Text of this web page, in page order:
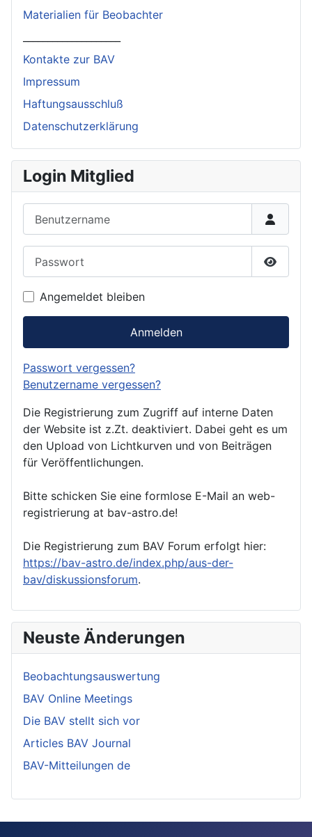
Materialien für Beobachter
Kontakte zur BAV
Impressum
Haftungsausschluß
Datenschutzerklärung
Login Mitglied
Angemeldet bleiben
Anmelden
Passwort vergessen?
Benutzername vergessen?
Die Registrierung zum Zugriff auf interne Daten
der Website ist z.Zt. deaktiviert. Dabei geht es um
den Upload von Lichtkurven und von Beiträgen
für Veröffentlichungen.
Bitte schicken Sie eine formlose E-Mail an web-
registrierung at bav-astro.de!
Die Registrierung zum BAV Forum erfolgt hier:
https://bav-astro.de/index.php/aus-der-
bav/diskussionsforum.
Neuste Änderungen
Beobachtungsauswertung
BAV Online Meetings
Die BAV stellt sich vor
Articles BAV Journal
BAV-Mitteilungen de